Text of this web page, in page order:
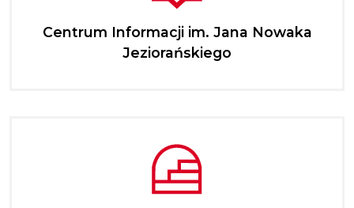
Centrum Informacji im. Jana Nowaka
Jeziorańskiego